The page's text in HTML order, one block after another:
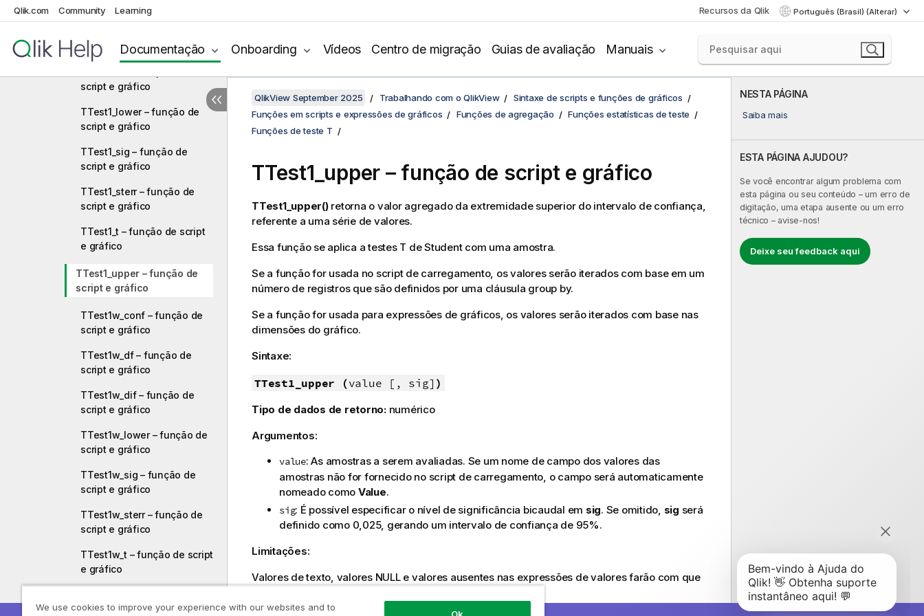
Qlik.com Community Learning Recursos da Qlik Português (Brasil) (Alterar)
Documentação Onboarding Vídeos Centro de migração Guias de avaliação Manuais
script e gráfico
e gráfico
script e gráfico
TTest1_lower – função de
script e gráfico
TTest1_sig – função de
script e gráfico
TTest1_sterr – função de
script e gráfico
TTest1_t – função de script
e gráfico
TTest1_upper – função de
script e gráfico
TTest1w_conf – função de
script e gráfico
TTest1w_df – função de
script e gráfico
TTest1w_dif – função de
script e gráfico
TTest1w_lower – função de
script e gráfico
TTest1w_sig – função de
script e gráfico
TTest1w_sterr – função de
script e gráfico
TTest1w_t – função de script
e gráfico
script e gráfico
NESTA PÁGINA
Saiba mais
ESTA PÁGINA AJUDOU?
Se você encontrar algum problema com
esta página ou seu conteúdo – um erro de
digitação, uma etapa ausente ou um erro
técnico – avise-nos!
Deixe seu feedback aqui
QlikView September 2025 Trabalhando com o QlikView
Sintaxe de scripts e funções de gráficos
Funções em scripts e expressões de gráficos
Funções de agregação
Funções estatísticas de teste
Funções de teste T
TTest1_upper – função de script e gráfico
TTest1_upper()retorna o valor agregado da extremidade superior do intervalo de confiança,
referente a uma série de valores.
Essa função se aplica a testes T de Student com uma amostra.
Se a função for usada no script de carregamento, os valores serão iterados com base em um
número de registros que são definidos por uma cláusula group by.
Se a função for usada para expressões de gráficos, os valores serão iterados com base nas
dimensões do gráfico.
Sintaxe:
TTest1_upper (value [, sig] )
Tipo de dados de retorno: numérico
Argumentos:
value: As amostras a serem avaliadas. Se um nome de campo dos valores das
amostras não for fornecido no script de carregamento, o campo será automaticamente
nomeado como Value.
sig: É possível especificar o nível de significância bicaudal em sig. Se omitido, sig será
definido como 0,025, gerando um intervalo de confiança de 95%.
Limitações:
Valores de texto, valores NULLe valores ausentes nas expressões de valores farão com que
We use cookies to improve your experience with our websites and to